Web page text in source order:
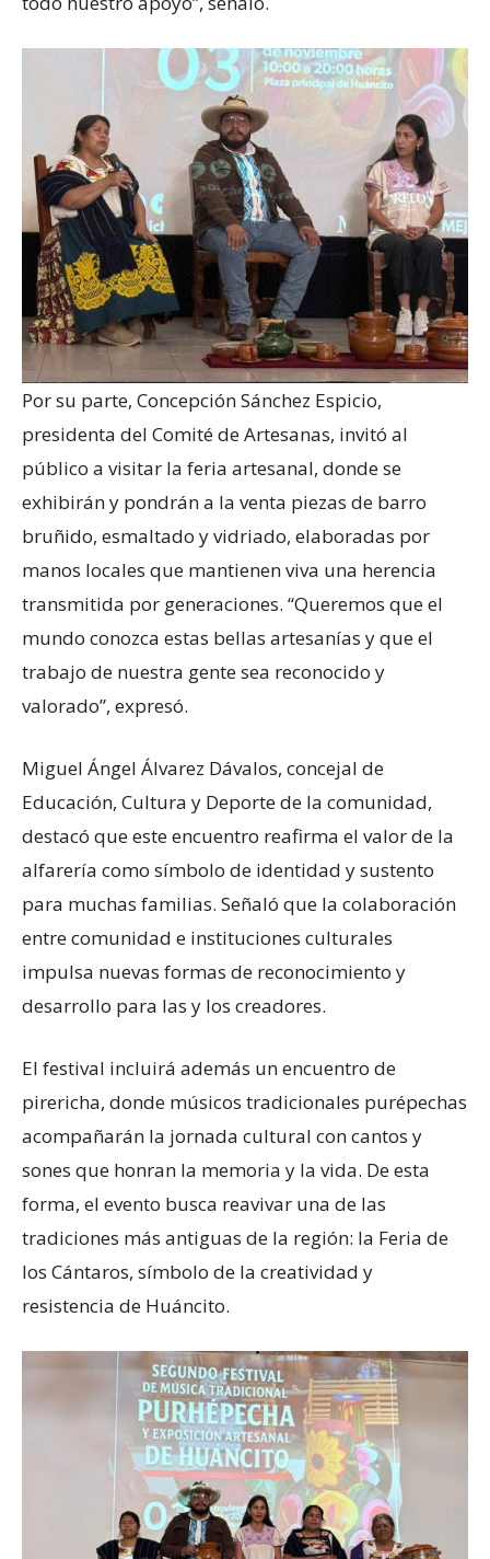
Por su parte, Concepción Sánchez Espicio,
presidenta del Comité de Artesanas, invitó al
público a visitar la feria artesanal, donde se
exhibirán y pondrán a la venta piezas de barro
bruñido, esmaltado y vidriado, elaboradas por
manos locales que mantienen viva una herencia
transmitida por generaciones. “Queremos que el
mundo conozca estas bellas artesanías y que el
trabajo de nuestra gente sea reconocido y
valorado”, expresó.
Miguel Ángel Álvarez Dávalos, concejal de
Educación, Cultura y Deporte de la comunidad,
destacó que este encuentro reafirma el valor de la
alfarería como símbolo de identidad y sustento
para muchas familias. Señaló que la colaboración
entre comunidad e instituciones culturales
impulsa nuevas formas de reconocimiento y
desarrollo para las y los creadores.
El festival incluirá además un encuentro de
pirericha, donde músicos tradicionales purépechas
acompañarán la jornada cultural con cantos y
sones que honran la memoria y la vida. De esta
forma, el evento busca reavivar una de las
tradiciones más antiguas de la región: la Feria de
los Cántaros, símbolo de la creatividad y
resistencia de Huáncito.